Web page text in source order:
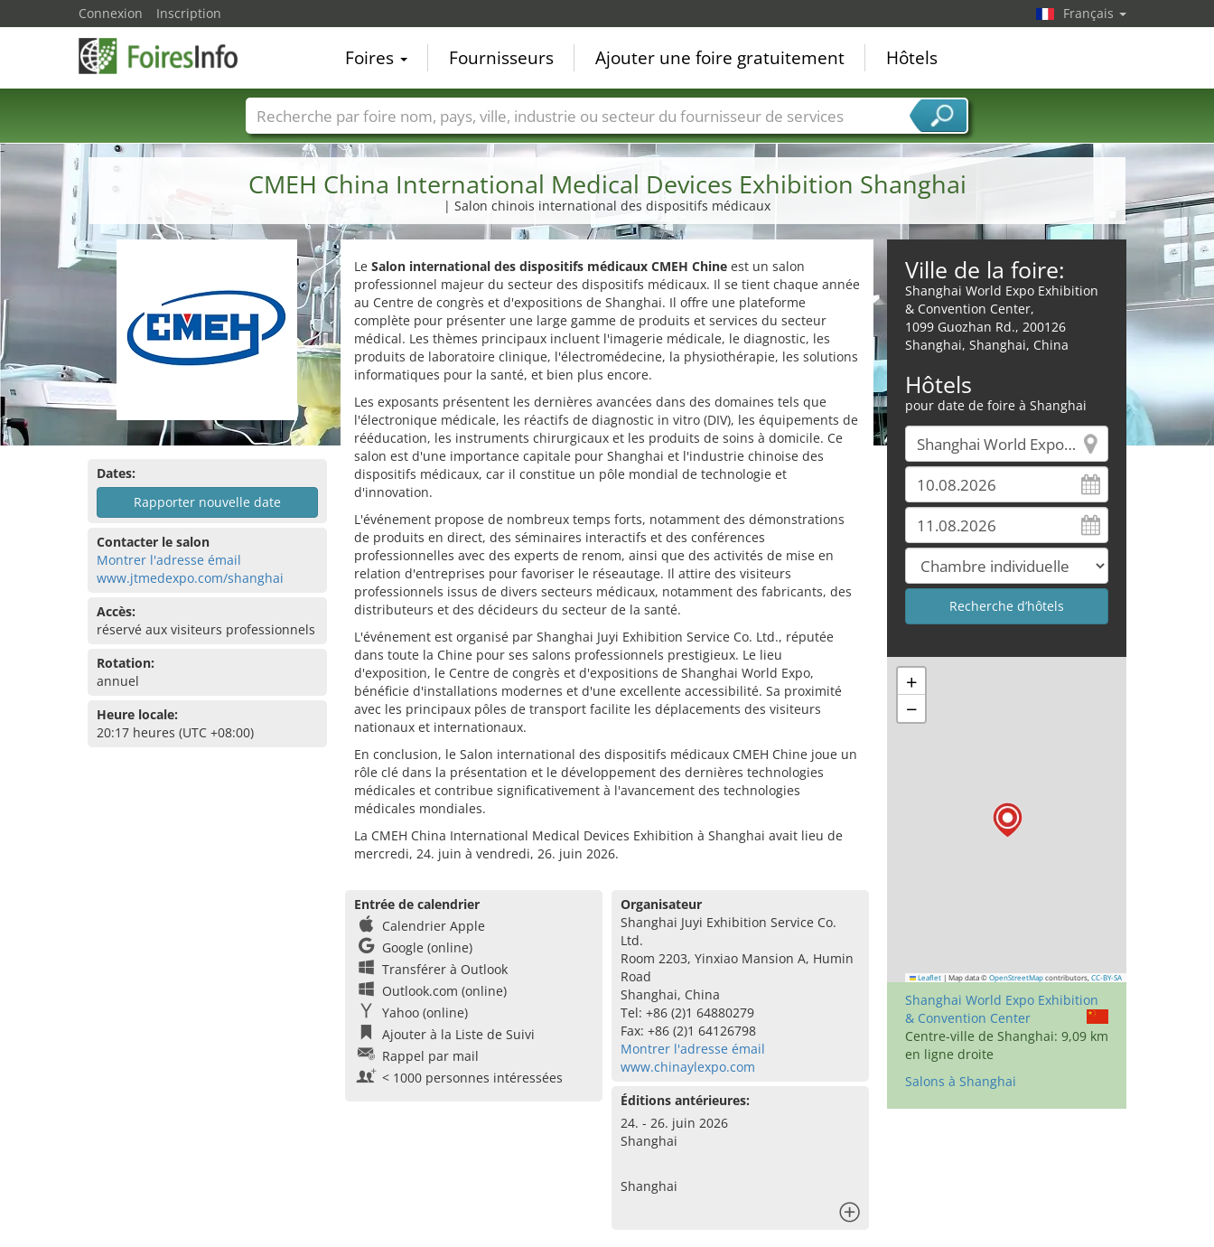
CMEH China International Medical Devices Exhibition Shanghai
| Salon chinois international des dispositifs médicaux
Dates:
Rapporter nouvelle date
Contacter le salon
Montrer l'adresse émail
www.jtmedexpo.com/shanghai
Accès:
réservé aux visiteurs professionnels
Rotation:
annuel
Heure locale:
20:17 heures (UTC +08:00)
Le Salon international des dispositifs médicaux CMEH Chineest un salon
professionnel majeur du secteur des dispositifs médicaux. Il se tient chaque année
au Centre de congrès et d'expositions de Shanghai. Il offre une plateforme
complète pour présenter une large gamme de produits et services du secteur
médical. Les thèmes principaux incluent l'imagerie médicale, le diagnostic, les
produits de laboratoire clinique, l'électromédecine, la physiothérapie, les solutions
informatiques pour la santé, et bien plus encore.
Les exposants présentent les dernières avancées dans des domaines tels que
l'électronique médicale, les réactifs de diagnostic in vitro (DIV), les équipements de
rééducation, les instruments chirurgicaux et les produits de soins à domicile. Ce
salon est d'une importance capitale pour Shanghai et l'industrie chinoise des
dispositifs médicaux, car il constitue un pôle mondial de technologie et
d'innovation.
L'événement propose de nombreux temps forts, notamment des démonstrations
de produits en direct, des séminaires interactifs et des conférences
professionnelles avec des experts de renom, ainsi que des activités de mise en
relation d'entreprises pour favoriser le réseautage. Il attire des visiteurs
professionnels issus de divers secteurs médicaux, notamment des fabricants, des
distributeurs et des décideurs du secteur de la santé.
L'événement est organisé par Shanghai Juyi Exhibition Service Co. Ltd., réputée
dans toute la Chine pour ses salons professionnels prestigieux. Le lieu
d'exposition, le Centre de congrès et d'expositions de Shanghai World Expo,
bénéficie d'installations modernes et d'une excellente accessibilité. Sa proximité
avec les principaux pôles de transport facilite les déplacements des visiteurs
nationaux et internationaux.
En conclusion, le Salon international des dispositifs médicaux CMEH Chine joue un
rôle clé dans la présentation et le développement des dernières technologies
médicales et contribue significativement à l'avancement des technologies
médicales mondiales.
La CMEH China International Medical Devices Exhibition à Shanghai avait lieu de
mercredi, 24. juin à vendredi, 26. juin 2026.
Entrée de calendrier
Calendrier Apple
Google (online)
Transférer à Outlook
Outlook.com (online)
Yahoo (online)
Ajouter à la Liste de Suivi
Rappel par mail
< 1000 personnes intéressées
Organisateur
Shanghai Juyi Exhibition Service Co.
Ltd.
Room 2203, Yinxiao Mansion A, Humin
Road
Shanghai, China
Tel: +86 (2)1 64880279
Fax: +86 (2)1 64126798
Montrer l'adresse émail
www.chinaylexpo.com
Éditions antérieures:
24. - 26. juin 2026
Shanghai
Shanghai
Ville de la foire:
Shanghai World Expo Exhibition
& Convention Center,
1099 Guozhan Rd., 200126
Shanghai, Shanghai, China
Hôtels
pour date de foire à Shanghai
+
−
Leaflet | Map data © OpenStreetMap contributors, CC-BY-SA
Shanghai World Expo Exhibition
& Convention Center
Centre-ville de Shanghai: 9,09 km
en ligne droite
Salons à Shanghai
Connexion Inscription Français
Foires Fournisseurs Ajouter une foire gratuitement Hôtels
Foire noms Pays Villes Secteurs de foire Secteurs du fournisseur de services